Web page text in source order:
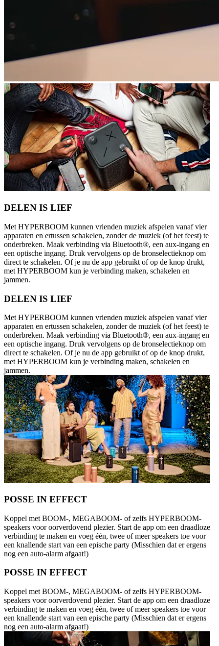
DELEN IS LIEF
Met HYPERBOOM kunnen vrienden muziek afspelen vanaf vier
apparaten en ertussen schakelen, zonder de muziek (of het feest) te
onderbreken. Maak verbinding via Bluetooth®, een aux-ingang en
een optische ingang. Druk vervolgens op de bronselectieknop om
direct te schakelen. Of je nu de app gebruikt of op de knop drukt,
met HYPERBOOM kun je verbinding maken, schakelen en
jammen.
DELEN IS LIEF
Met HYPERBOOM kunnen vrienden muziek afspelen vanaf vier
apparaten en ertussen schakelen, zonder de muziek (of het feest) te
onderbreken. Maak verbinding via Bluetooth®, een aux-ingang en
een optische ingang. Druk vervolgens op de bronselectieknop om
direct te schakelen. Of je nu de app gebruikt of op de knop drukt,
met HYPERBOOM kun je verbinding maken, schakelen en
jammen.
POSSE IN EFFECT
Koppel met BOOM-, MEGABOOM- of zelfs HYPERBOOM-
speakers voor oorverdovend plezier. Start de app om een draadloze
verbinding te maken en voeg één, twee of meer speakers toe voor
een knallende start van een epische party (Misschien dat er ergens
nog een auto-alarm afgaat!)
POSSE IN EFFECT
Koppel met BOOM-, MEGABOOM- of zelfs HYPERBOOM-
speakers voor oorverdovend plezier. Start de app om een draadloze
verbinding te maken en voeg één, twee of meer speakers toe voor
een knallende start van een epische party (Misschien dat er ergens
nog een auto-alarm afgaat!)